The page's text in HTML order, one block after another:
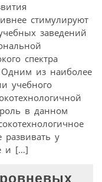
стимулируют
заведений
спектра
Одним из наиболее
учебного
в данном
развивать у
и […]